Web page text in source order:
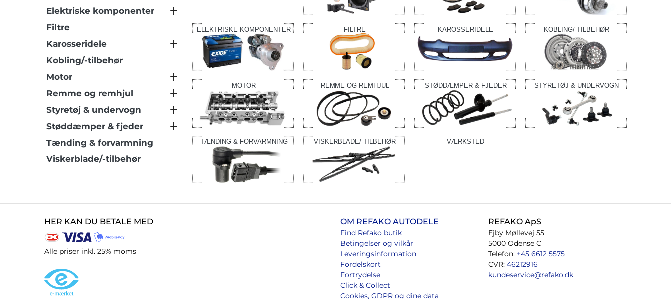
ELEKTRISKE KOMPONENTER FILTRE KAROSSERIDELE KOBLING/-TILBEHØR
MOTOR REMME OG REMHJUL STØDDÆMPER & FJEDER STYRETØJ & UNDERVOGN
TÆNDING & FORVARMNING VISKERBLADE/-TILBEHØR VÆRKSTED
Elektriske komponenter
Filtre
Karosseridele
Kobling/-tilbehør
Motor
Remme og remhjul
Styretøj & undervogn
Støddæmper & fjeder
Tænding & forvarmning
Viskerblade/-tilbehør
HER KAN DU BETALE MED
Alle priser inkl. 25% moms
OM REFAKO AUTODELE
Find Refako butik
Betingelser og vilkår
Leveringsinformation
Fordelskort
Fortrydelse
Click & Collect
Cookies, GDPR og dine data
REFAKO ApS
Ejby Møllevej 55
5000 Odense C
Telefon: +45 6612 5575
CVR: 46212916
kundeservice@refako.dk